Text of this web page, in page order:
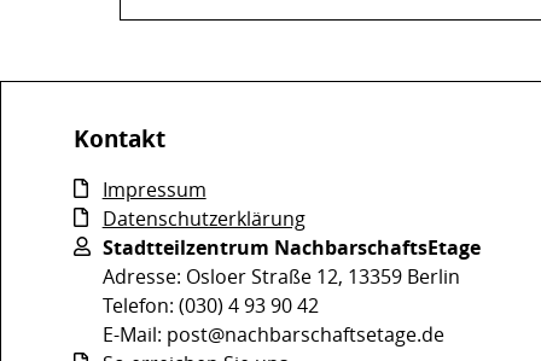
Kontakt
Impressum
Datenschutzerklärung
Stadtteilzentrum NachbarschaftsEtage
Adresse: Osloer Straße 12, 13359 Berlin
Telefon: (030) 4 93 90 42
E-Mail: post@nachbarschaftsetage.de